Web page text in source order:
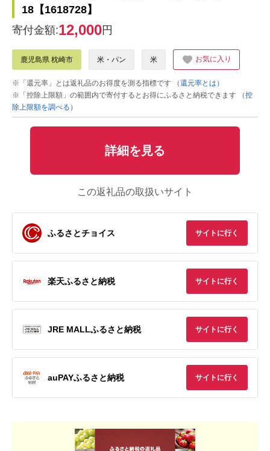
18【1618728】
寄付金額:12,000円
鹿児島県 枕崎市 米・パン 米 お気に入り
※「還元率」とは返礼品のお得度を測る指標です
（還元率とは）
※「控除上限額」の範囲内で寄付するとお得にふるさと納税できます
（控
除上限額を調べる）
詳細を見る
この返礼品の取扱いサイト
ふるさとチョイス サイトに行く
楽天ふるさと納税 サイトに行く
JRE MALLふるさと納税 サイトに行く
auPAYふるさと納税 サイトに行く